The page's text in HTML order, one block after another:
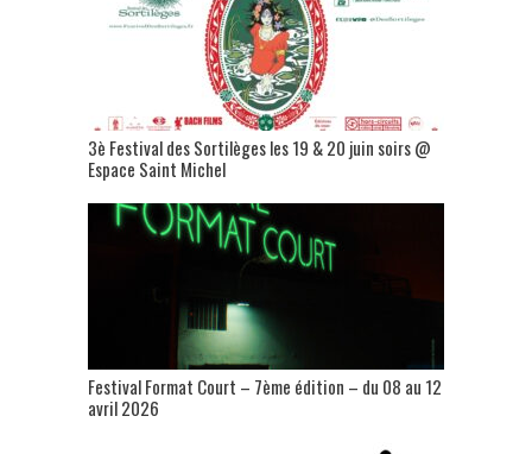
3è Festival des Sortilèges les 19 & 20 juin soirs @
Espace Saint Michel
Festival Format Court – 7ème édition – du 08 au 12
avril 2026